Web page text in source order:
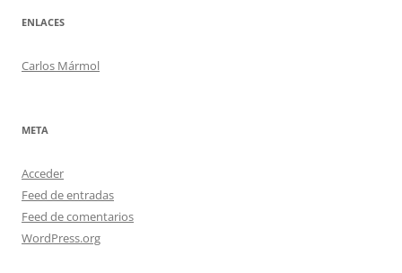
ENLACES
Carlos Mármol
META
Acceder
Feed de entradas
Feed de comentarios
WordPress.org